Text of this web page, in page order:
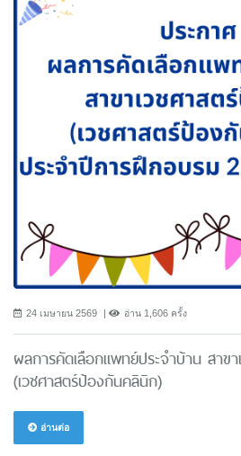
24 เมษายน 2569 อ่าน 1,606 ครั้ง
ผลการคัดเลือกแพทย์ประจำบ้าน สาข
(เวชศาสตร์ป้องกันคลินิก)
อ่านต่อ